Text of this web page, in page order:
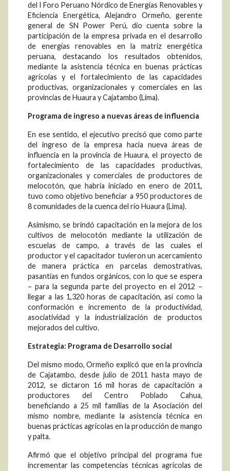
del I Foro Peruano Nórdico de Energías Renovables y
Eficiencia Energética, Alejandro Ormeño, gerente
general de SN Power Perú, dio cuenta sobre la
participación de la empresa privada en el desarrollo
de energías renovables en la matriz energética
peruana, destacando los resultados obtenidos,
mediante la asistencia técnica en buenas prácticas
agrícolas y el fortalecimiento de las capacidades
productivas, organizacionales y comerciales en las
provincias de Huaura y Cajatambo (Lima).
Programa de ingreso a nuevas áreas de influencia
En ese sentido, el ejecutivo precisó que como parte
del ingreso de la empresa hacia nueva áreas de
influencia en la provincia de Huaura, el proyecto de
fortalecimiento de las capacidades productivas,
organizacionales y comerciales de productores de
melocotón, que habría iniciado en enero de 2011,
tuvo como objetivo beneficiar a 950 productores de
8 comunidades de la cuenca del río Huaura (Lima).
Asimismo, se brindó capacitación en la mejora de los
cultivos de melocotón mediante la utilización de
escuelas de campo, a través de las cuales el
productor y el capacitador tuvieron un acercamiento
de manera práctica en parcelas demostrativas,
pasantías en fundos orgánicos, con lo que se espera
– para la segunda parte del proyecto en el 2012 –
llegar a las 1,320 horas de capacitación, así como la
conformación e incremento de la productividad,
asociatividad y la industrialización de productos
mejorados del cultivo.
Estrategia: Programa de Desarrollo social
Del mismo modo, Ormeño explicó que en la provincia
de Cajatambo, desde julio de 2011 hasta mayo de
2012, se dictaron 16 mil horas de capacitación a
productores del Centro Poblado Cahua,
beneficiando a 25 mil familias de la Asociación del
mismo nombre, mediante la asistencia técnica en
buenas prácticas agrícolas en la producción de mango
y palta.
Afirmó que el objetivo principal del programa fue
incrementar las competencias técnicas agrícolas de